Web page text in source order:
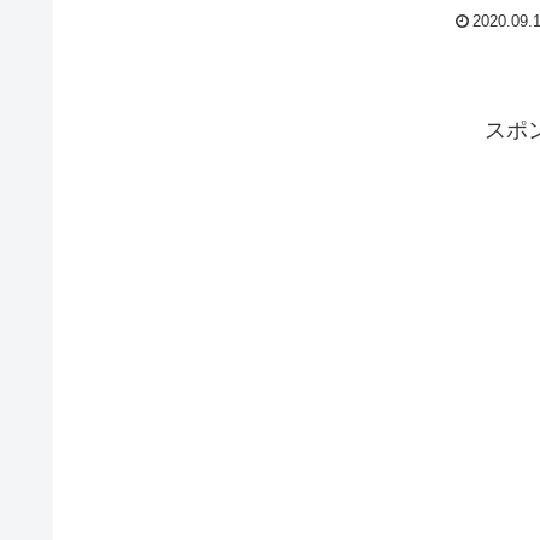
います。そこで、前型のホットモデルがお買い得になって
スポ